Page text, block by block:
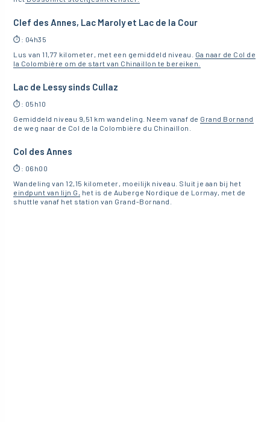
Clef des Annes, Lac Maroly et Lac de la Cour
⏱️: 04h35
Lus van 11,77 kilometer, met een gemiddeld niveau. Ga naar de Col de
la Colombière om de start van Chinaillon te bereiken.
Lac de Lessy sinds Cullaz
⏱️: 05h10
Gemiddeld niveau 9,51 km wandeling. Neem vanaf de Grand Bornand
de weg naar de Col de la Colombière du Chinaillon.
Col des Annes
⏱️: 06h00
Wandeling van 12,15 kilometer, moeilijk niveau. Sluit je aan bij het
eindpunt van lijn G, het is de Auberge Nordique de Lormay, met de
shuttle vanaf het station van Grand-Bornand.